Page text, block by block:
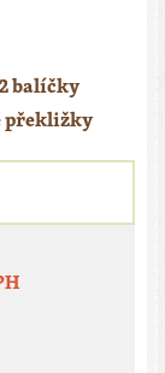
balíčky
překližky